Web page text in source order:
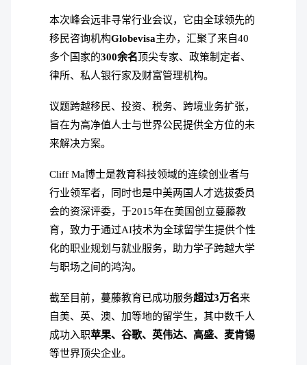
本次峰会远非寻常行业会议，它由全球领先的
移民咨询机构Globevisa主办，汇聚了来自40
多个国家的300余名 顶尖专家、政策制定者、
律所、私人银行家及财富管理机构。
议题跨越移民、投资、税务、跨境业务扩张，
旨在为高净值人士与世界公民提供全方位的未
来解决方案。
Cliff Ma博士是教育科技领域的连续创业者与
行业领军者，同时也是中美两国人才选拔委员
会的资深评委，于2015年在美国创立蔓藤教
育，致力于通过AI技术为全球留学生提供个性
化的职业规划与就业服务，助力学子跨越大学
与职场之间的鸿沟。
截至目前，蔓藤教育已成功服务超过3万名来
自美、英、澳、加等地的留学生，其中数千人
成功入职苹果、谷歌、英伟达、高盛、麦肯锡
等世界顶尖企业。